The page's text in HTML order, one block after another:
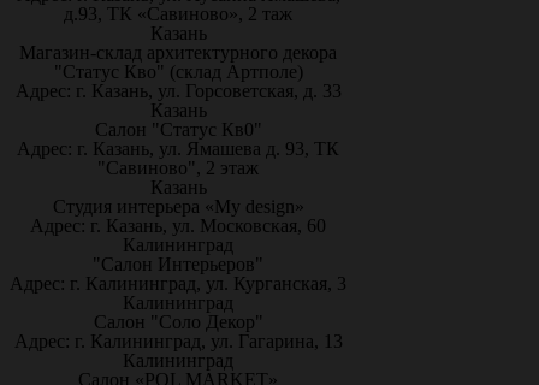
д.93, ТК «Савиново», 2 таж
Казань
Магазин-склад архитектурного декора
"Статус Кво" (склад Артполе)
Адрес: г. Казань, ул. Горсоветская, д. 33
Казань
Салон "Статус Кв0"
Адрес: г. Казань, ул. Ямашева д. 93, ТК
"Савиново", 2 этаж
Казань
Студия интерьера «My design»
Адрес: г. Казань, ул. Московская, 60
Калининград
"Салон Интерьеров"
Адрес: г. Калининград, ул. Курганская, 3
Калининград
Салон "Соло Декор"
Адрес: г. Калининград, ул. Гагарина, 13
Калининград
Салон «POL MARKET»